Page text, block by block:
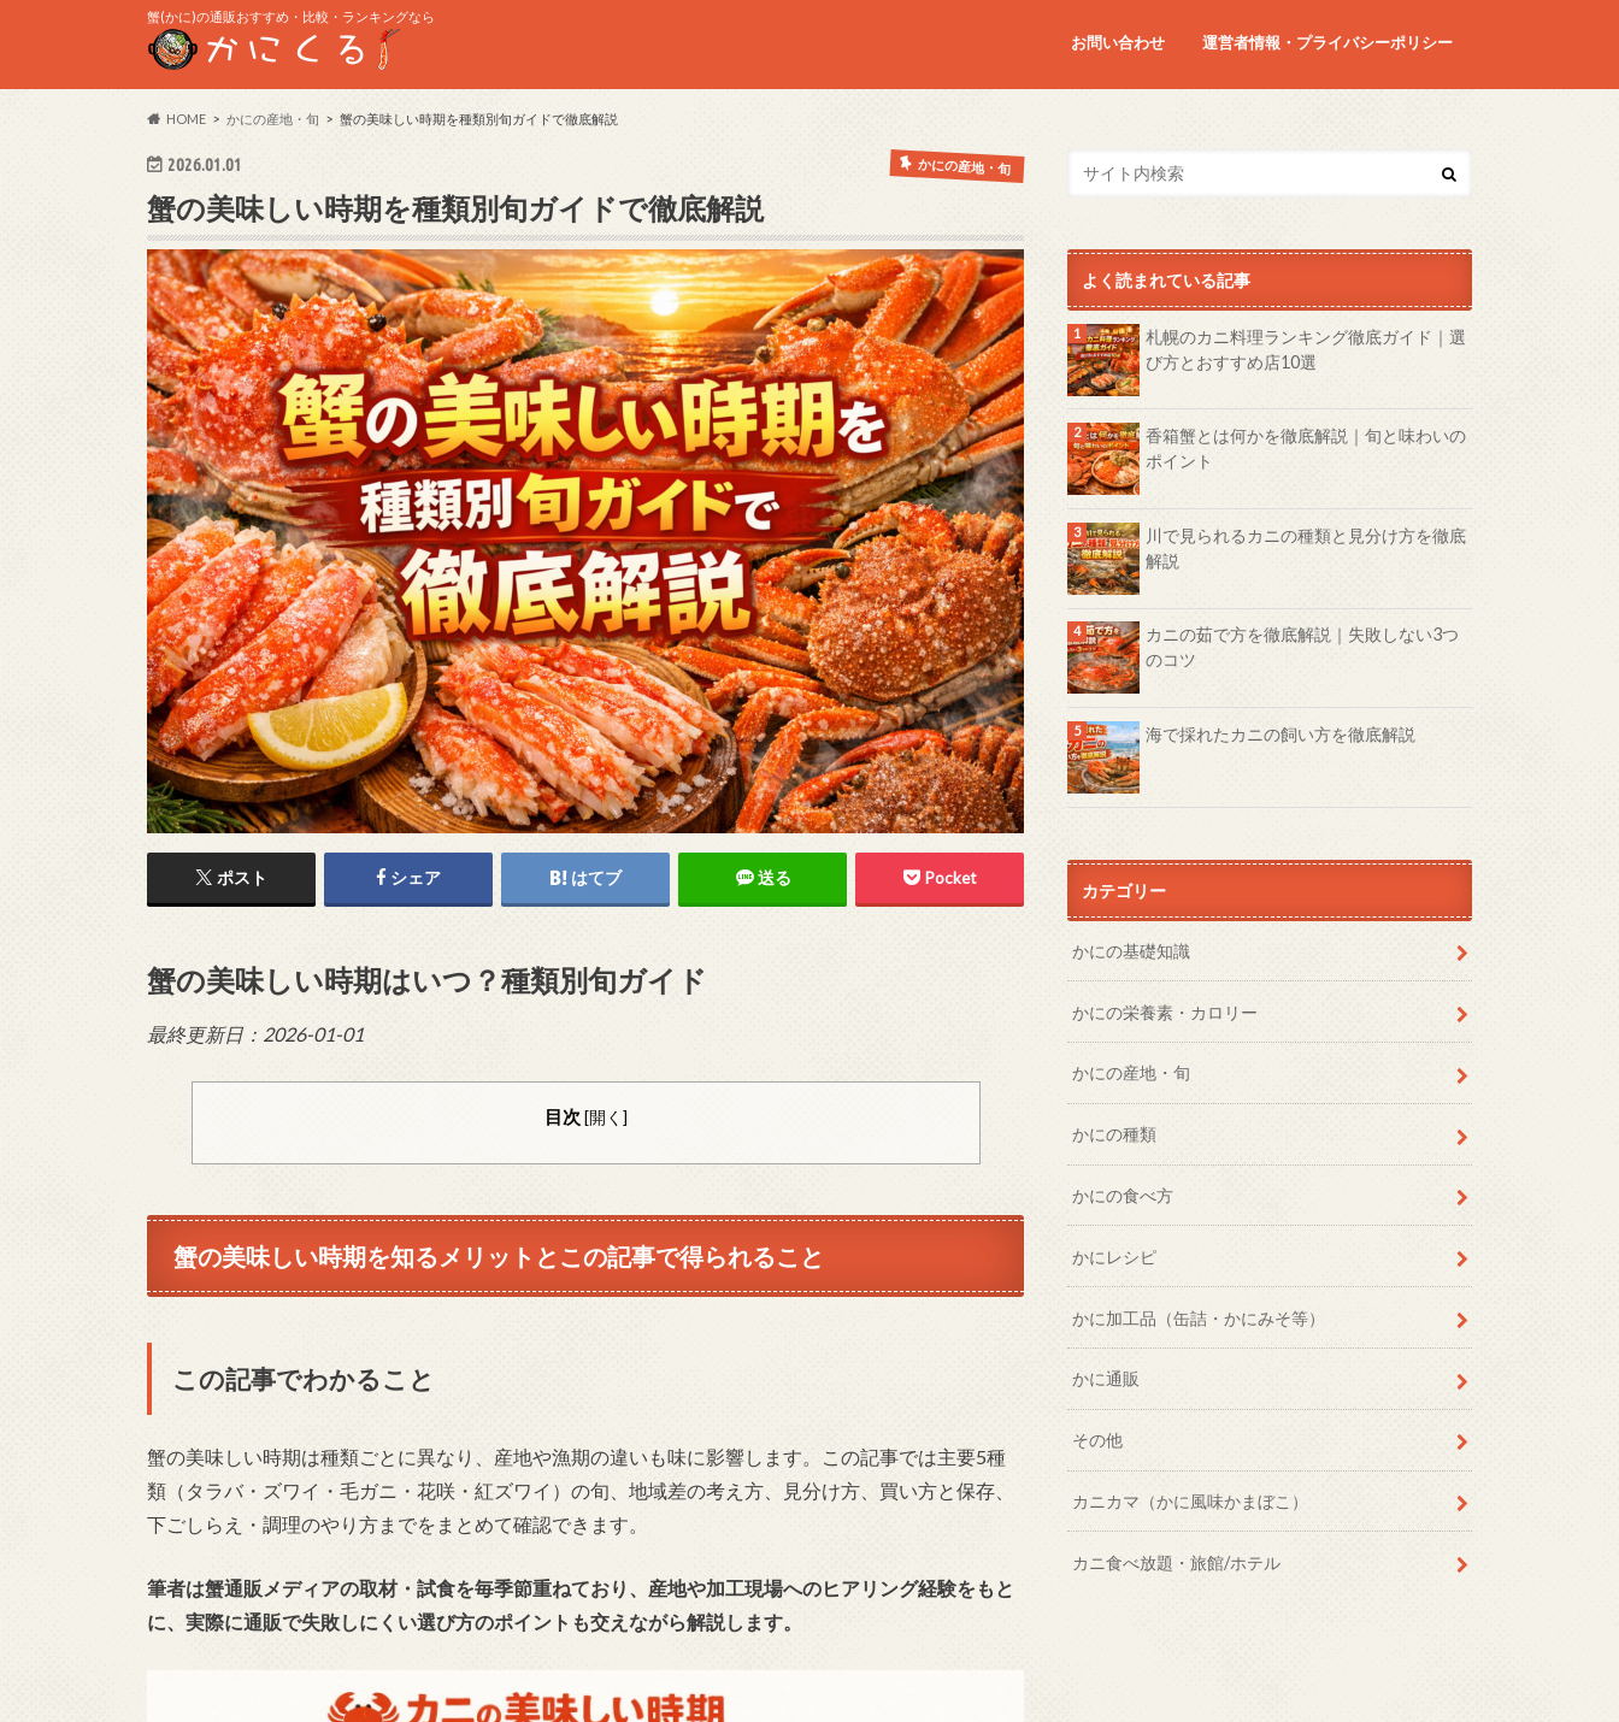
蟹(かに)の通販おすすめ・比較・ランキングなら
お問い合わせ 運営者情報・プライバシーポリシー
HOME かにの産地・旬 蟹の美味しい時期を種類別旬ガイドで徹底解説
2026.01.01 かにの産地・旬
蟹の美味しい時期を種類別旬ガイドで徹底解説
ポスト シェア はてブ 送る Pocket
蟹の美味しい時期はいつ？種類別旬ガイド
最終更新日：2026-01-01
目次 [開く ]
蟹の美味しい時期を知るメリットとこの記事で得られること
この記事でわかること
蟹の美味しい時期は種類ごとに異なり、産地や漁期の違いも味に影響します。この記事では主要5種
類（タラバ・ズワイ・毛ガニ・花咲・紅ズワイ）の旬、地域差の考え方、見分け方、買い方と保存、
下ごしらえ・調理のやり方までをまとめて確認できます。
筆者は蟹通販メディアの取材・試食を毎季節重ねており、産地や加工現場へのヒアリング経験をもと
に、実際に通販で失敗しにくい選び方のポイントも交えながら解説します。
よく読まれている記事
札幌のカニ料理ランキング徹底ガイド｜選
び方とおすすめ店10選
香箱蟹とは何かを徹底解説｜旬と味わいの
ポイント
川で見られるカニの種類と見分け方を徹底
解説
カニの茹で方を徹底解説｜失敗しない3つ
のコツ
海で採れたカニの飼い方を徹底解説
カテゴリー
かにの基礎知識
かにの栄養素・カロリー
かにの産地・旬
かにの種類
かにの食べ方
かにレシピ
かに加工品（缶詰・かにみそ等）
かに通販
その他
カニカマ（かに風味かまぼこ）
カニ食べ放題・旅館/ホテル